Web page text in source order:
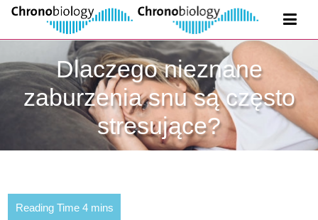
Dlaczego nieznane
zaburzenia snu są często
stresujące?